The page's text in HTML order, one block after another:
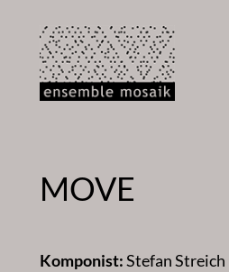
Inhalt
springen
MOVE
Komponist:Stefan Streich